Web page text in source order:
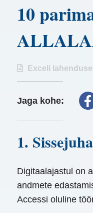
10
Exceli
Jaga kohe:
1.
Digitaalajastul on
andmete
Accessi oluline